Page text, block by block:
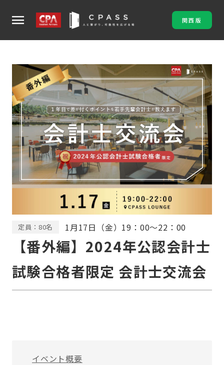
menu 関西版
定員：80名 1月17日（金）19：00〜22：00
【番外編】2024年公認会計士
試験合格者限定 会計士交流会
イベント概要